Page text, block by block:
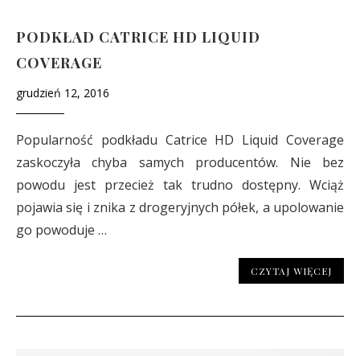
PODKŁAD CATRICE HD LIQUID
COVERAGE
grudzień 12, 2016
Popularność podkładu Catrice HD Liquid Coverage
zaskoczyła chyba samych producentów. Nie bez
powodu jest przecież tak trudno dostępny. Wciąż
pojawia się i znika z drogeryjnych półek, a upolowanie
go powoduje …
CZYTAJ WIĘCEJ